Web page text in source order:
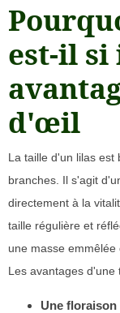
est-il si
d'œil
La taille d'un lilas est
branches. Il s'agit
directement à la
taille régulière et
une masse emmêlée
Les avantages d'une
Une